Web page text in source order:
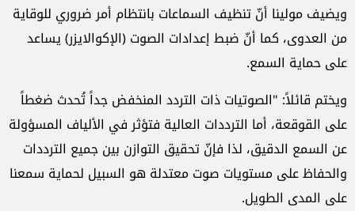
ويضيف مولينا أنّ تنظيف السماعات بانتظام أمر ضروري للوقاية
من العدوى، كما أنّ ضبط إعدادات الصوت (الإكوالايزر) يساعد
على حماية السمع.
ويختم قائلاً: "الصوتيات ذات التردد المنخفض جداً تُحدث ضغطاً
على القوقعة، أما الترددات العالية فتؤثر في الألياف المسؤولة
عن السمع الدقيق، لذا فإنّ تحقيق التوازن بين جميع الترددات
والحفاظ على مستويات صوت معتدلة هو السبيل لحماية سمعنا
على المدى الطويل.